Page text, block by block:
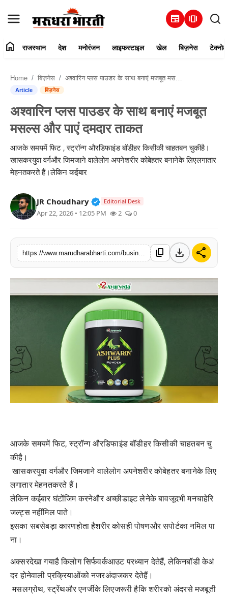
newspaper amp_stories
संपर्क करें
राजस्थान
मनोरंजन
खेल
बिज़नेस
टेक्नोलॉजी
home राजस्थान देश मनोरंजन लाइफस्टाइल खेल बिज़नेस
Home बिज़नेस अश्वारिन प्लस पाउडर के साथ बनाएं मजबूत मसल्स और पाएं दमदार ताकत
Article बिज़नेस
अश्वारिन प्लस पाउडर के साथ बनाएं मजबूत
मसल्स और पाएं दमदार ताकत
आजके समयमें फिट , स्ट्रॉन्ग औरडिफाइंड बॉडीहर किसीकी चाहतबन चुकीहै।
खासकरयुवा वर्गऔर जिमजाने वालेलोग अपनेशरीर कोबेहतर बनानेके लिएलगातार
मेहनतकरते हैं।लेकिन कईबार
JR Choudhary Verified Public Figure • 30 Mar,
Editorial Desk
Apr 22, 2026 • 12:05 PM 2 0
content_copy download share
आजके समयमें फिट,स्ट्रॉन्ग औरडिफाइंड बॉडीहर किसीकी चाहतबन चु
कीहै।
खासकरयुवा वर्गऔर जिमजाने वालेलोग अपनेशरीर कोबेहतर बनानेके लिए
लगातार मेहनतकरते हैं।
लेकिन कईबार घंटोंजिम करनेऔर अच्छीडाइट लेनेके बावजूदभी मनचाहेरि
जल्ट्स नहींमिल पाते।
इसका सबसेबड़ा कारणहोता हैशरीर कोसही पोषणऔर सपोर्टका नमिल पा
ना।
अक्सरदेखा गयाहै किलोग सिर्फवर्कआउट परध्यान देतेहैं,लेकिनबॉडी केअं
दर होनेवाली प्रक्रियाओंको नजरअंदाजकर देतेहैं।
मसलग्रोथ,स्ट्रेंथऔर एनर्जीके लिएजरूरी हैकि शरीरको अंदरसे मजबूती